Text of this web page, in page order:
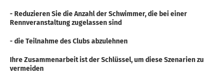
- Reduzieren Sie die Anzahl der Schwimmer, die bei einer
Rennveranstaltung zugelassen sind
- die Teilnahme des Clubs abzulehnen
Ihre Zusammenarbeit ist der Schlüssel, um diese Szenarien zu
vermeiden